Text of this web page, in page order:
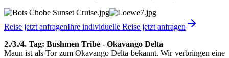
Reise jetzt anfragenIhre individuelle Reise jetzt anfragen
2./3./4. Tag: Bushmen Tribe - Okavango Delta
Maun ist als Tor zum Okavango Delta bekannt. Wir verbringen eine